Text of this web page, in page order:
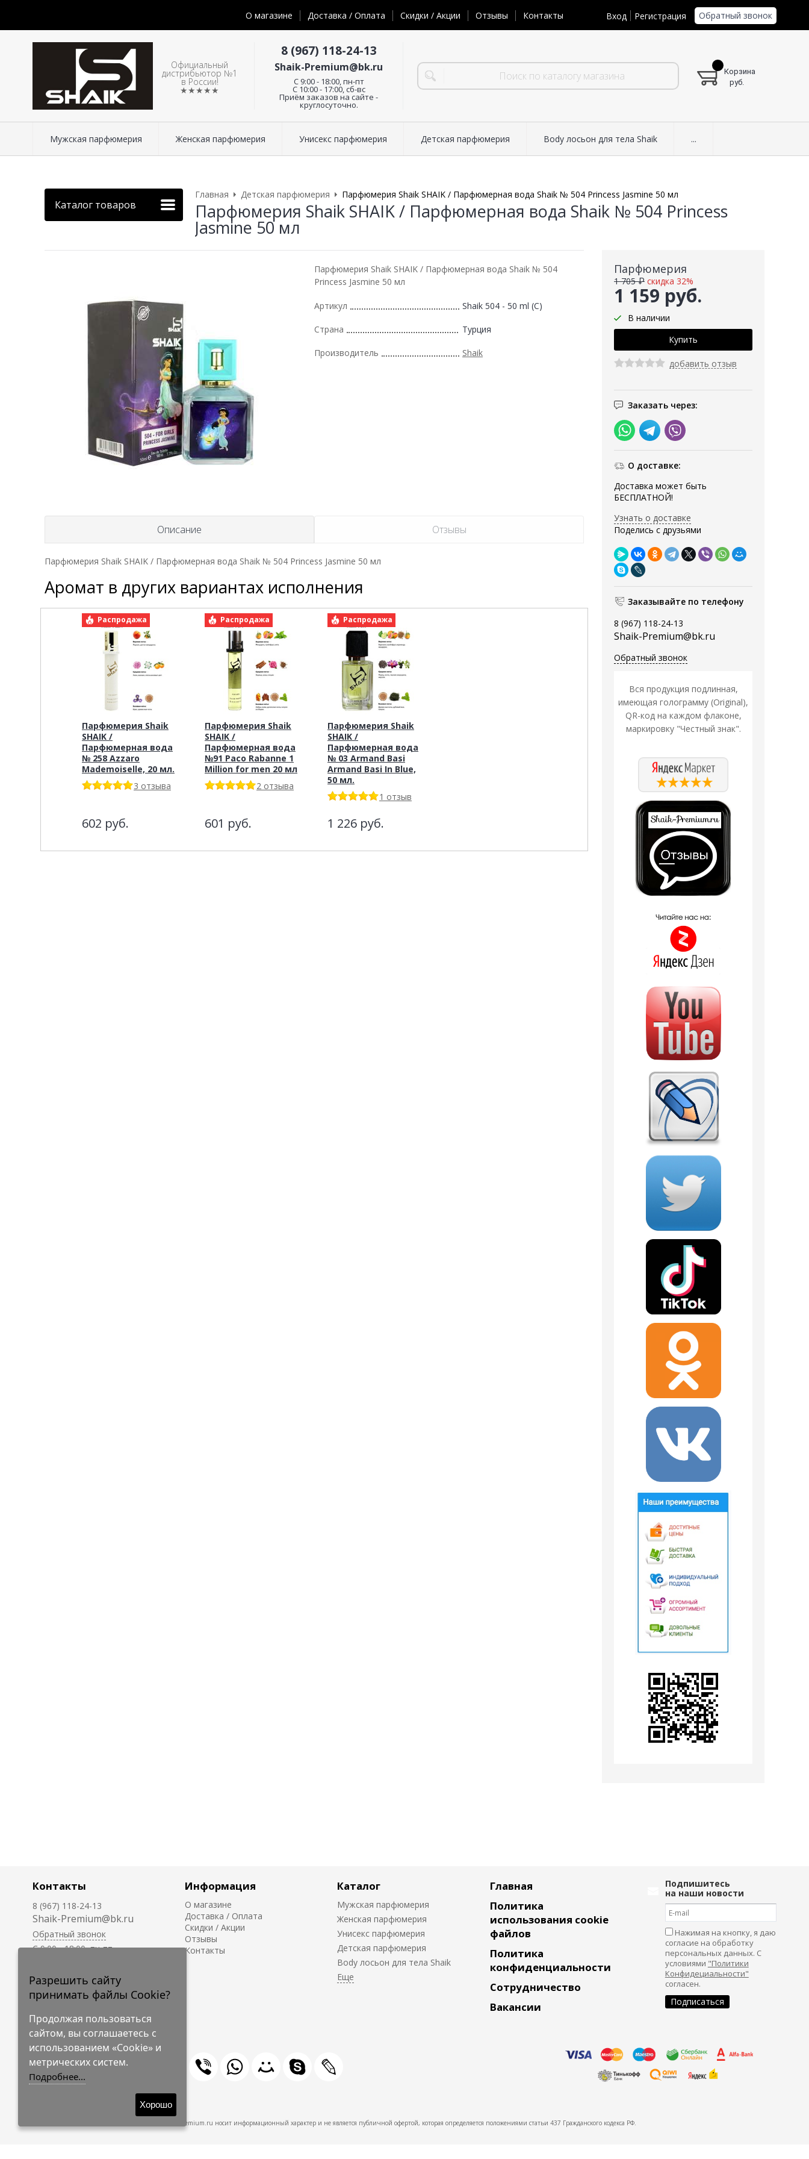
О магазине Доставка / Оплата Скидки / Акции Отзывы Контакты Вход Регистрация Обратный звонок
Официальный
дистрибьютор №1
в России!
★★★★★
8 (967) 118-24-13
Shaik-Premium@bk.ru
C 9:00 - 18:00, пн-пт
С 10:00 - 17:00, сб-вс
Приём заказов на сайте -
круглосуточно.
Корзина
руб.
Мужская парфюмерия Женская парфюмерия Унисекс парфюмерия Детская парфюмерия Body лосьон для тела Shaik ...
Каталог товаров
Главная Детская парфюмерия Парфюмерия Shaik SHAIK / Парфюмерная вода Shaik № 504 Princess Jasmine 50 мл
Парфюмерия Shaik SHAIK / Парфюмерная вода Shaik № 504 Princess
Jasmine 50 мл
Парфюмерия
1 159 руб.
1 705 ₽ скидка 32%
В наличии
добавить отзыв
Заказать через:
О доставке:
Доставка может быть
БЕСПЛАТНОЙ!
Узнать о доставке
Поделись с друзьями
Заказывайте по телефону
8 (967) 118-24-13
Shaik-Premium@bk.ru
Обратный звонок
Вся продукция подлинная,
имеющая голограмму (Original),
QR-код на каждом флаконе,
маркировку "Честный знак".
Парфюмерия Shaik SHAIK / Парфюмерная вода Shaik № 504
Princess Jasmine 50 мл
Артикул Shaik 504 - 50 ml (C)
Страна Турция
Производитель Shaik
Описание Отзывы
Парфюмерия Shaik SHAIK / Парфюмерная вода Shaik № 504 Princess Jasmine 50 мл
Аромат в других вариантах исполнения
Распродажа
Парфюмерия Shaik
SHAIK /
Парфюмерная вода
№ 258 Azzaro
Mademoiselle, 20 мл.
3 отзыва
602 руб.
Распродажа
Парфюмерия Shaik
SHAIK /
Парфюмерная вода
№91 Paco Rabanne 1
Million for men 20 мл
2 отзыва
601 руб.
Распродажа
Парфюмерия Shaik
SHAIK /
Парфюмерная вода
№ 03 Armand Basi
Armand Basi In Blue,
50 мл.
1 отзыв
1 226 руб.
Контакты
8 (967) 118-24-13
Shaik-Premium@bk.ru
Обратный звонок
C 9:00 - 18:00, пн-пт
круглосуточно.
Информация
О магазине
Доставка / Оплата
Скидки / Акции
Отзывы
Контакты
Каталог
Мужская парфюмерия
Женская парфюмерия
Унисекс парфюмерия
Детская парфюмерия
Body лосьон для тела Shaik
Главная
Политика
использования cookie
файлов
Политика
конфиденциальности
Сотрудничество
Вакансии
Подпишитесь
на наши новости
Нажимая на кнопку, я даю
согласие на обработку
персональных данных. С
условиями "Политики
Конфидециальности"
согласен.
© 2009-2026 Shaik-Premium
Shaik-Premium.ru носит информационный характер и не является публичной офертой, которая определяется положениями статьи 437 Гражданского кодекса РФ.
Разрешить сайту
принимать файлы Cookie?
Продолжая пользоваться
сайтом, вы соглашаетесь с
использованием «Cookie» и
метрических систем.
Подробнее...
Хорошо